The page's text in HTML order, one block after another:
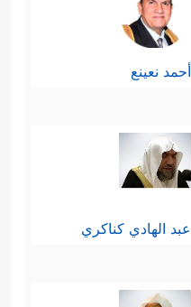
أحمد نعينع
عبد الهادي كناكري